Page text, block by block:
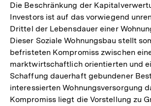
Die Beschränkung der
Investors ist auf das vorwiegend
Drittel der Lebensdauer einer
Dieser Soziale Wohnungsbau stellt
befristeten Kompromiss zwischen
marktwirtschaftlich orientierten und
Schaffung dauerhaft gebundener
interessierten Wohnungsversorgung
Kompromiss liegt die Vorstellung zu